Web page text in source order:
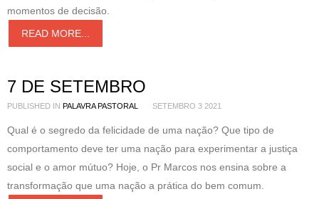
momentos de decisão.
READ MORE...
7 DE SETEMBRO
PUBLISHED IN PALAVRA PASTORAL SETEMBRO 3 2021
Qual é o segredo da felicidade de uma nação? Que tipo de
comportamento deve ter uma nação para experimentar a justiça
social e o amor mútuo? Hoje, o Pr Marcos nos ensina sobre a
transformação que uma nação a prática do bem comum.